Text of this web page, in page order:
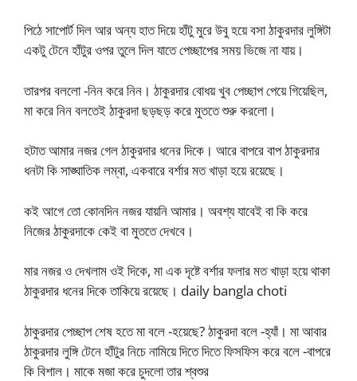
পিঠে সাপোর্ট দিল আর অন্য হাত দিয়ে হাঁটু মুরে উবু হয়ে বসা ঠাকুরদার লুঙ্গিটা
একটু টেনে হাঁটুর ওপর তুলে দিল যাতে পেচ্ছাপের সময় ভিজে না যায়।
তারপর বললো -নিন করে নিন। ঠাকুরদার বোধয় খুব পেচ্ছাপ পেয়ে গিয়েছিল,
মা করে নিন বলতেই ঠাকুরদা ছড়ছড় করে মুততে শুরু করলো।
হটাত আমার নজর গেল ঠাকুরদার ধনের দিকে। আরে বাপরে বাপ ঠাকুরদার
ধনটা কি সাঙ্ঘাতিক লম্বা, একবারে বর্শার মত খাড়া হয়ে রয়েছে।
কই আগে তো কোনদিন নজর যায়নি আমার। অবশ্য যাবেই বা কি করে
নিজের ঠাকুরদাকে কেই বা মুততে দেখবে।
মার নজর ও দেখলাম ওই দিকে, মা এক দৃষ্টে বর্শার ফলার মত খাড়া হয়ে থাকা
ঠাকুরদার ধনের দিকে তাকিয়ে রয়েছে। daily bangla choti
ঠাকুরদার পেচ্ছাপ শেষ হতে মা বলে -হয়েছে? ঠাকুরদা বলে -হ্যাঁ। মা আবার
ঠাকুরদার লুঙ্গি টেনে হাঁটুর নিচে নামিয়ে দিতে দিতে ফিসফিস করে বলে -বাপরে
কি বিশাল। মাকে মজা করে চুদলো তার শ্বশুর